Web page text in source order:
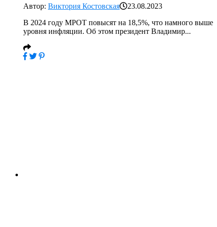
Автор: Виктория Костовская
23.08.2023
В 2024 году МРОТ повысят на 18,5%, что намного выше
уровня инфляции. Об этом президент Владимир...